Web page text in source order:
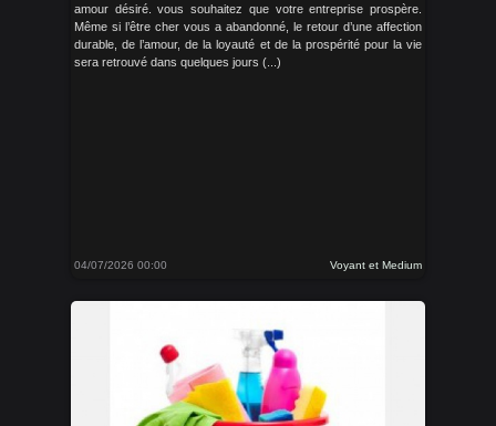
amour désiré. vous souhaitez que votre entreprise prospère.
Même si l’être cher vous a abandonné, le retour d’une affection
durable, de l’amour, de la loyauté et de la prospérité pour la vie
sera retrouvé dans quelques jours (...)
04/07/2026 00:00 Voyant et Medium